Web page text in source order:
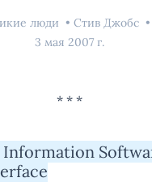
люди Стив Джобс
3 мая 2007 г.
Information